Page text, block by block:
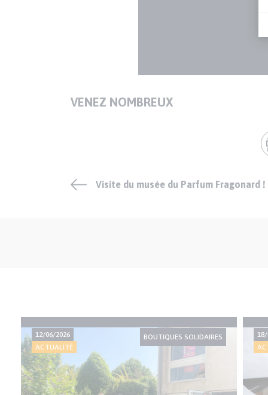
Texte
VENEZ NOMBREUX
Visite du musée du Parfum Fragonard !
12/06/2026
ACTUALITÉ
BOUTIQUES SOLIDAIRES